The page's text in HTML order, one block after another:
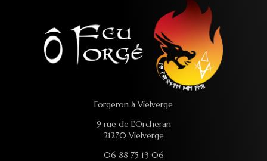
Forgeron à Vielverge
9 rue de L'Orcheran
21270 Vielverge
06 88 75 13 06